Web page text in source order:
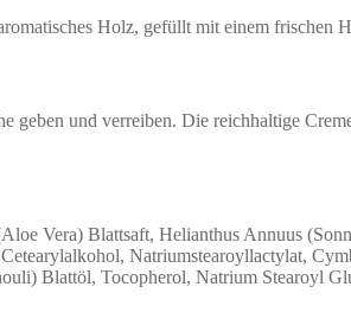
Holz, gefüllt mit einem frischen
geben und verreiben. Die reichhaltige
Vera) Blattsaft, Helianthus Annuus
Natriumstearoyllactylat,
Blattöl, Tocopherol, Natrium Stearoyl